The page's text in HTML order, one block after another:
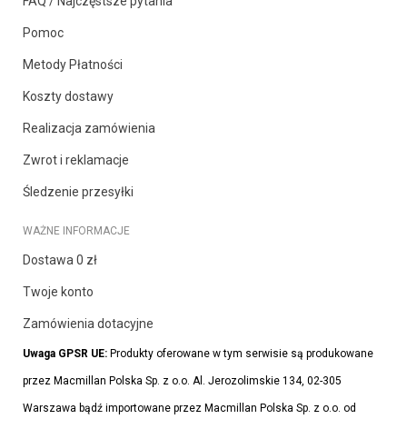
Pomoc
Metody Płatności
Koszty dostawy
Realizacja zamówienia
Zwrot i reklamacje
Śledzenie przesyłki
WAŻNE INFORMACJE
Dostawa 0 zł
Twoje konto
Zamówienia dotacyjne
Uwaga GPSR UE: Produkty oferowane w tym serwisie są produkowane
przez Macmillan Polska Sp. z o.o. Al. Jerozolimskie 134, 02-305
Warszawa bądź importowane przez Macmillan Polska Sp. z o.o. od